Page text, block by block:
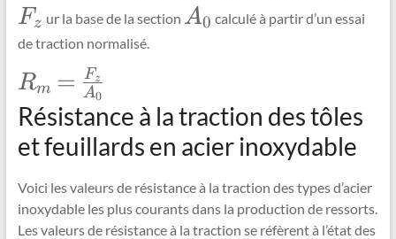
\Large
F_{{z}}
Fz ur la base de la section
\Large
A_{{0}}
A0 calculé à partir d’un essai
de traction normalisé.
\Large
R_{{m}}=\frac{F_{z}}
{A_{0}}
Rm = A0
Fz
Résistance à la traction des tôles
et feuillards en acier inoxydable
Voici les valeurs de résistance à la traction des types d’acier
inoxydable les plus courants dans la production de ressorts.
Les valeurs de résistance à la traction se réfèrent à l’état des